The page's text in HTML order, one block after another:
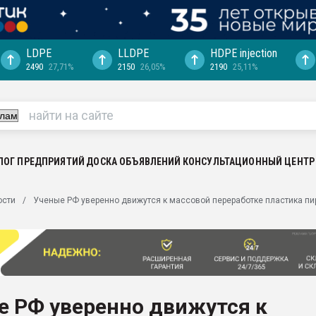
выходит на
рынке
LDPE
2490 27,71%
LLDPE
2150 26,05%
HDPE injection
2190 25,11%
ПРЕДПРИЯТИЙ ДОСКА ОБЪЯВЛЕНИЙ КОНСУЛЬТАЦИОННЫЙ ЦЕНТР
Ученые РФ уверенно движутся к массовой переработке пластика
РФ уверенно движутся к